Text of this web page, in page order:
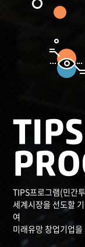
TIPS프로그램(민간
세계시장을 선도할
여
미래유망 창업기업